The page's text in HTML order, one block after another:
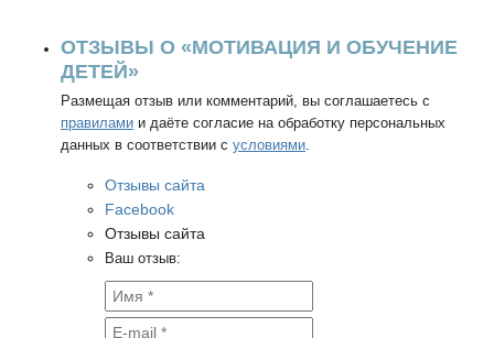
ОТЗЫВЫ О «МОТИВАЦИЯ И ОБУЧЕНИЕ
ДЕТЕЙ»
Размещая отзыв или комментарий, вы соглашаетесь с
правилами и даёте согласие на обработку персональных
данных в соответствии с условиями.
Отзывы сайта
Facebook
Отзывы сайта
Ваш отзыв: